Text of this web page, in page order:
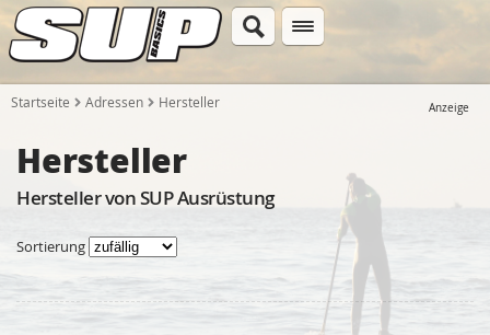
Startseite Adressen Hersteller Anzeige
Hersteller
Hersteller von SUP Ausrüstung
Sortierung